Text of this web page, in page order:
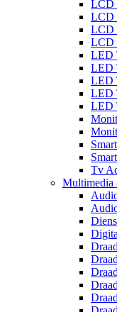
LCD
LCD
LCD
LCD
LED
LED
LED
LED
LED
Tv
Multimedia